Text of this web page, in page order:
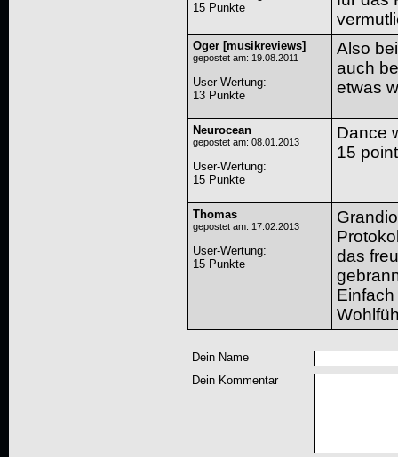
15 Punkte
Oger [musikreviews]
gepostet am: 19.08.2011
User-Wertung:
13 Punkte
Also
auch
etwas
Neurocean
gepostet am: 08.01.2013
User-Wertung:
15 Punkte
Dance
15
Thomas
gepostet am: 17.02.2013
User-Wertung:
15 Punkte
das
Dein Name
Dein Kommentar